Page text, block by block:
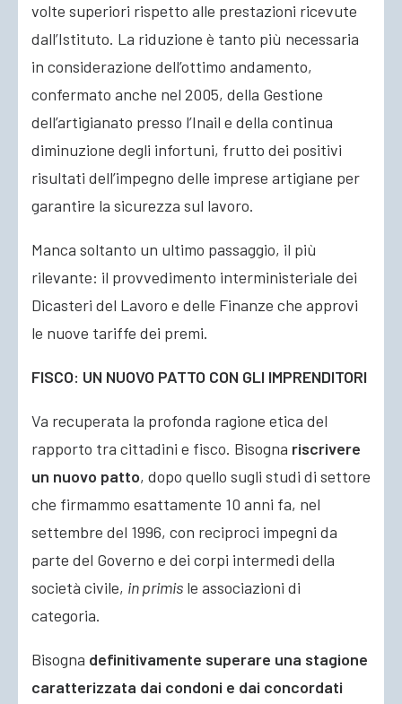
volte superiori rispetto alle prestazioni ricevute
dall’Istituto. La riduzione è tanto più necessaria
in considerazione dell’ottimo andamento,
confermato anche nel 2005, della Gestione
dell’artigianato presso l’Inail e della continua
diminuzione degli infortuni, frutto dei positivi
risultati dell’impegno delle imprese artigiane per
garantire la sicurezza sul lavoro.
Manca soltanto un ultimo passaggio, il più
rilevante: il provvedimento interministeriale dei
Dicasteri del Lavoro e delle Finanze che approvi
le nuove tariffe dei premi.
FISCO: UN NUOVO PATTO CON GLI IMPRENDITORI
Va recuperata la profonda ragione etica del
rapporto tra cittadini e fisco. Bisogna riscrivere
un nuovo patto, dopo quello sugli studi di settore
che firmammo esattamente 10 anni fa, nel
settembre del 1996, con reciproci impegni da
parte del Governo e dei corpi intermedi della
società civile, in primis le associazioni di
categoria.
Bisogna definitivamente superare una stagione
caratterizzata dai condoni e dai concordati